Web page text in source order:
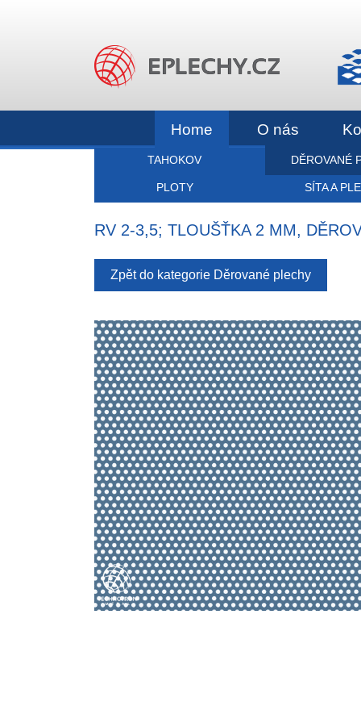
Home
TAHOKOV DĚROVANÉ
PLOTY SÍTA A
O nás
RV 2-3,5; TLOUŠŤKA 2 MM,
Zpět do kategorie Děrované plechy